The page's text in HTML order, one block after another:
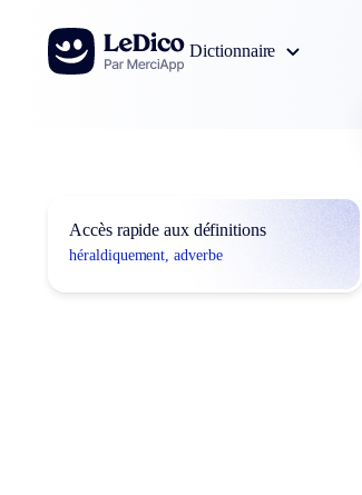
Aller au contenu
Dictionnaire
Accès rapide aux définitions
héraldiquement, adverbe